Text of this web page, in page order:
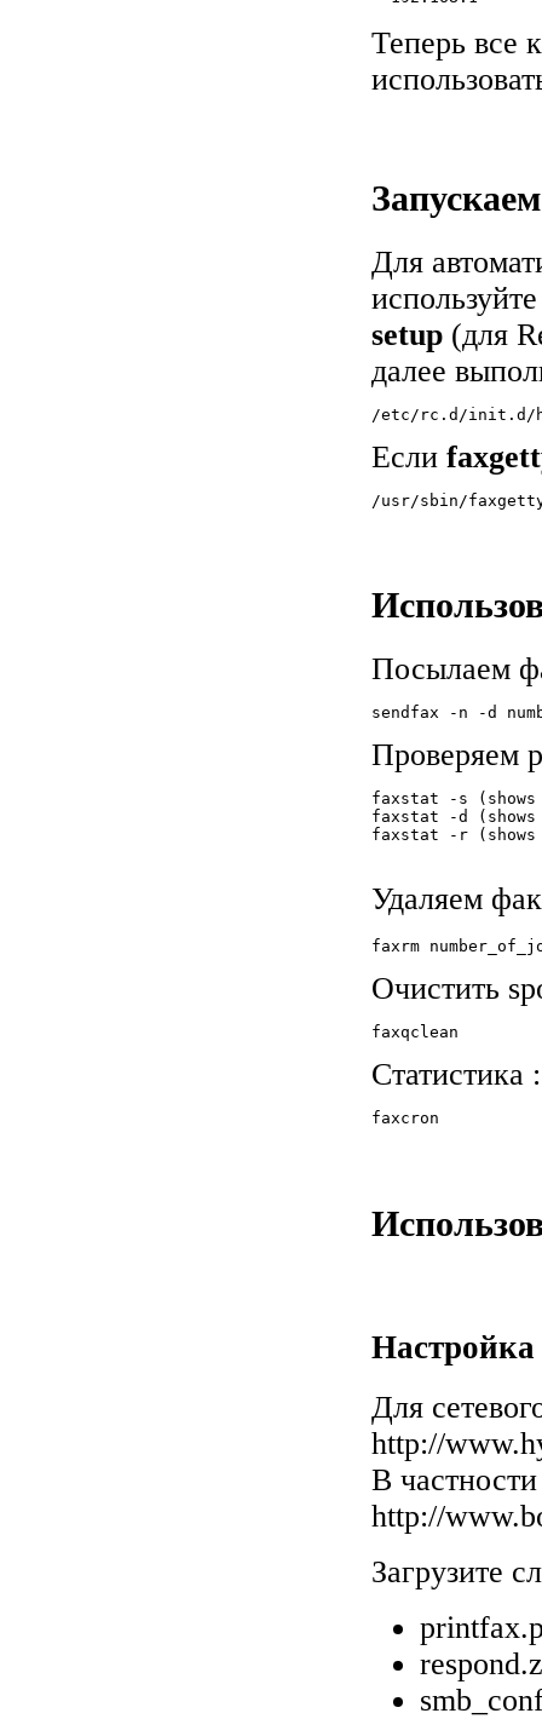
Теперь все
Для
setup (для
далее
/etc/rc.d/init.d/
Если
/usr/sbin/
Посылаем
sendfax -n -d
Проверяем
faxstat -s
faxstat -d
faxstat -r (shows
Удаляем
faxrm
Очистить
faxqclean
Статистика :
faxcron
Настройка
Для
http://
В
http://
Загрузите